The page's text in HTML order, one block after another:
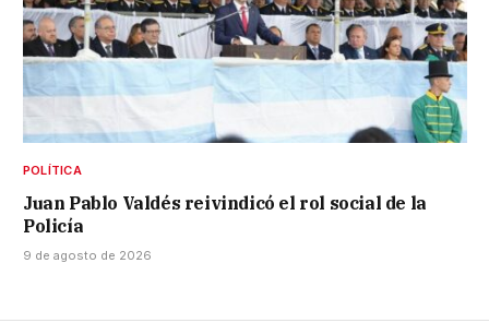
POLÍTICA
Juan Pablo Valdés reivindicó el rol social de la
Policía
9 de agosto de 2026